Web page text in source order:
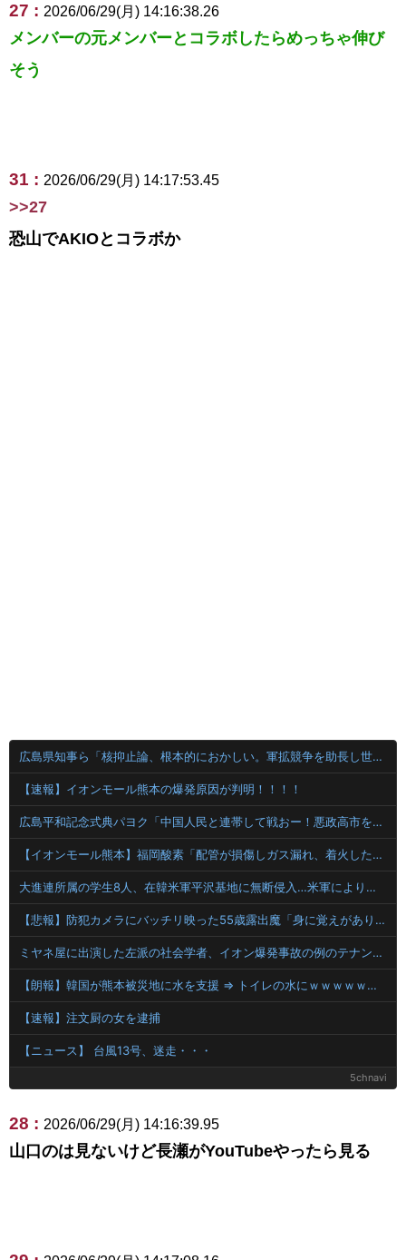
27 : 2026/06/29(月) 14:16:38.26
メンバーの元メンバーとコラボしたらめっちゃ伸び
そう
31 : 2026/06/29(月) 14:17:53.45
>>27
恐山でAKIOとコラボか
広島県知事ら「核抑止論、根本的におかしい。軍拡競争を助長し世界を不安定化させるだけ」
【速報】イオンモール熊本の爆発原因が判明！！！！
広島平和記念式典パヨク「中国人民と連帯して戦おー！悪政高市を打倒するぞー！」
【イオンモール熊本】福岡酸素「配管が損傷しガス漏れ、着火した可能性」高圧ガス保安法などに基づき、経産省に報告
大進連所属の学生8人、在韓米軍平沢基地に無断侵入…米軍により身柄拘束！
【悲報】防犯カメラにバッチリ映った55歳露出魔「身に覚えがありません」と容疑を否認。どう言い訳する気だこれ
ミヤネ屋に出演した左派の社会学者、イオン爆発事故の例のテナントに理解を示して……
【朗報】韓国が熊本被災地に水を支援 ⇒ トイレの水にｗｗｗｗｗｗｗ
【速報】注文厨の女を逮捕
【ニュース】 台風13号、迷走・・・
5chnavi
28 : 2026/06/29(月) 14:16:39.95
山口のは見ないけど長瀬がYouTubeやったら見る